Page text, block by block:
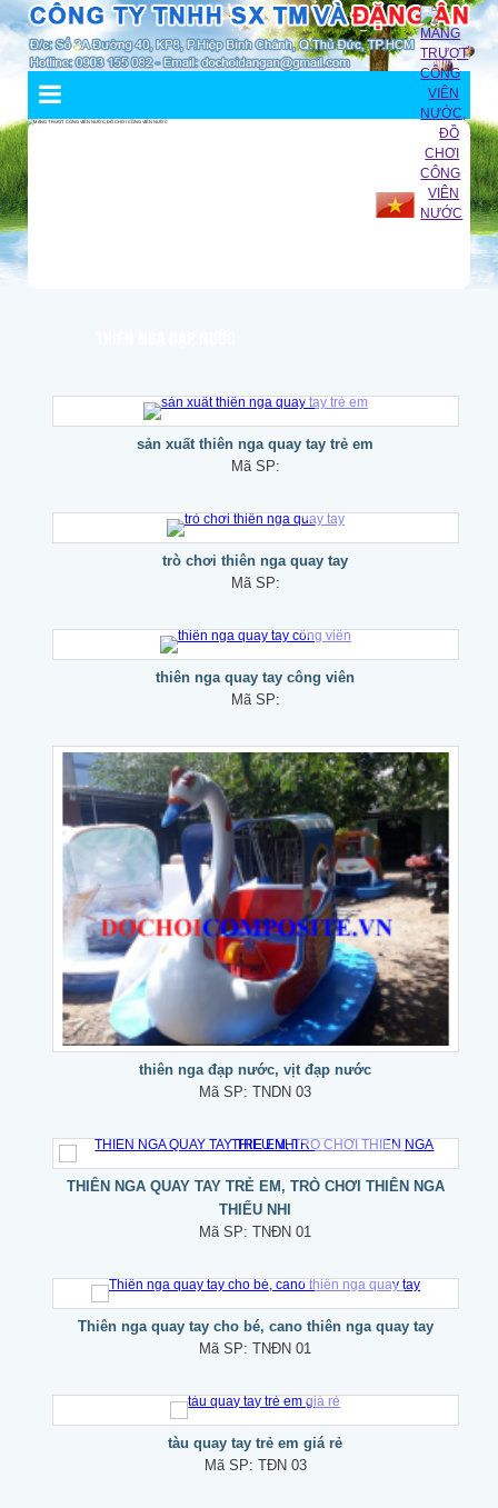
sản xuất thiên nga quay tay trẻ em
Mã SP:
trò chơi thiên nga quay tay
Mã SP:
thiên nga quay tay công viên
Mã SP:
thiên nga đạp nước, vịt đạp nước
Mã SP:TNDN 03
THIÊN NGA QUAY TAY TRẺ EM, TRÒ CHƠI THIÊN NGA
THIẾU NHI
Mã SP:TNĐN 01
Thiên nga quay tay cho bé, cano thiên nga quay tay
Mã SP:TNĐN 01
tàu quay tay trẻ em giá rẻ
Mã SP: TĐN 03